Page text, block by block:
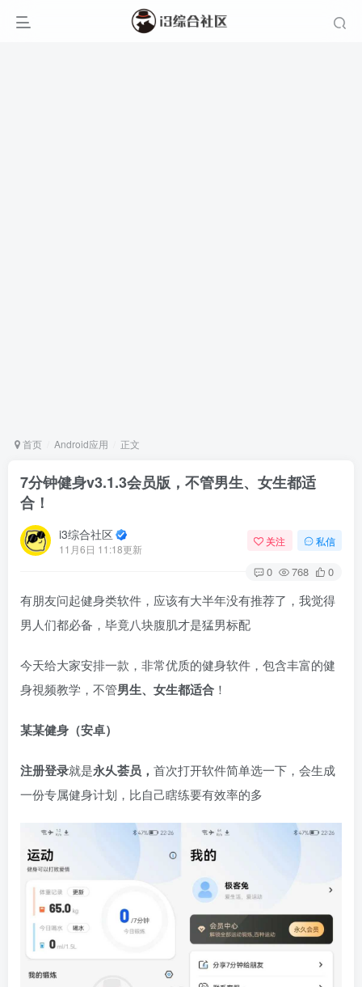
首页 Android应用 正文
7分钟健身v3.1.3会员版，不管男生、女生都适
合！
i3综合社区
11月6日 11:18更新
关注 私信
0 768 0
有朋友问起健身类软件，应该有大半年没有推荐了，我觉得
男人们都必备，毕竟八块腹肌才是猛男标配
今天给大家安排一款，非常优质的健身软件，包含丰富的健
身視频教学，不管男生、女生都适合 ！
某某健身 （安卓）
注册登录就是永乆荟员， 首次打开软件简单选一下，会生成
一份专属健身计划，比自己瞎练要有效率的多